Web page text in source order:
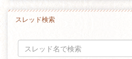
スレッド検索